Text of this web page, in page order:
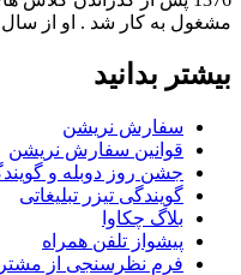
مشغول به کار شد . او از سال 1376 در شبکه […]
بیشتر بدانید
سفارش نریشن
قوانین سفارش نریشن
جشن روز دوبله و
گویندگی تیزر تبلیغاتی
بلاگ چکاوا
پیشواز تلفن همراه
فرم نظرسنجی از